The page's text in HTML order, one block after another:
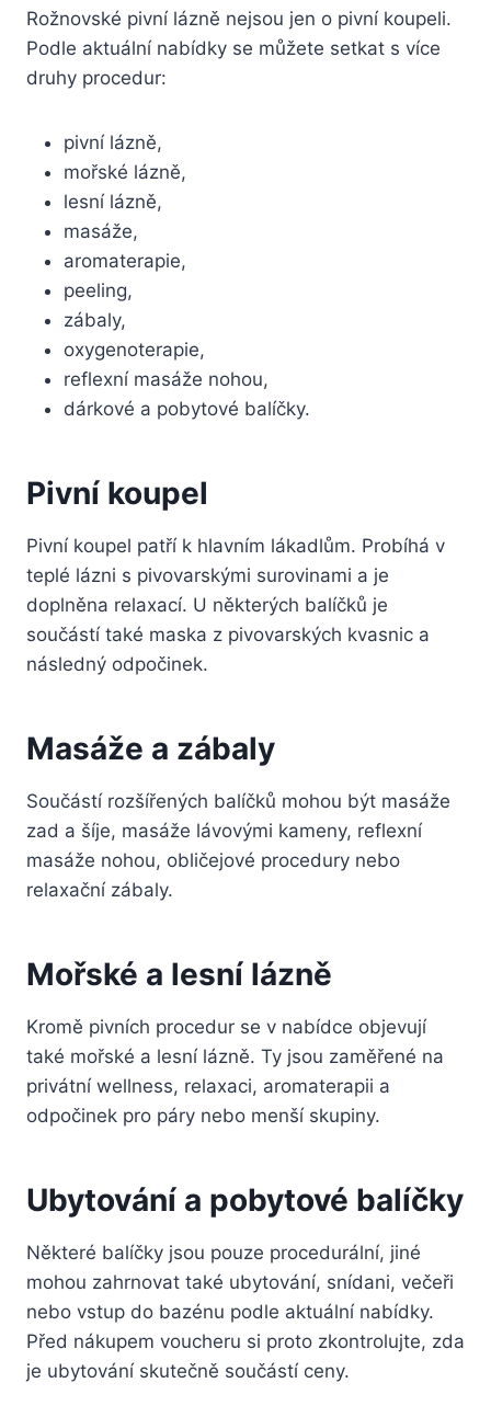
Rožnovské pivní lázně nejsou jen o pivní koupeli.
Podle aktuální nabídky se můžete setkat s více
druhy procedur:
pivní lázně,
mořské lázně,
lesní lázně,
masáže,
aromaterapie,
peeling,
zábaly,
oxygenoterapie,
reflexní masáže nohou,
dárkové a pobytové balíčky.
Pivní koupel
Pivní koupel patří k hlavním lákadlům. Probíhá v
teplé lázni s pivovarskými surovinami a je
doplněna relaxací. U některých balíčků je
součástí také maska z pivovarských kvasnic a
následný odpočinek.
Masáže a zábaly
Součástí rozšířených balíčků mohou být masáže
zad a šíje, masáže lávovými kameny, reflexní
masáže nohou, obličejové procedury nebo
relaxační zábaly.
Mořské a lesní lázně
Kromě pivních procedur se v nabídce objevují
také mořské a lesní lázně. Ty jsou zaměřené na
privátní wellness, relaxaci, aromaterapii a
odpočinek pro páry nebo menší skupiny.
Ubytování a pobytové balíčky
Některé balíčky jsou pouze procedurální, jiné
mohou zahrnovat také ubytování, snídani, večeři
nebo vstup do bazénu podle aktuální nabídky.
Před nákupem voucheru si proto zkontrolujte, zda
je ubytování skutečně součástí ceny.